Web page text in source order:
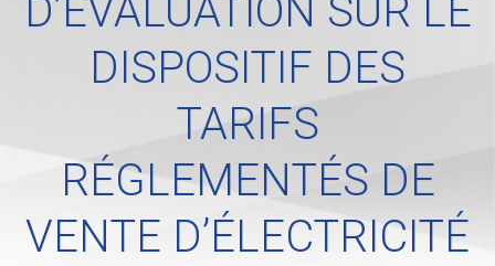
D’ÉVALUATION SUR LE
DISPOSITIF DES
TARIFS
RÉGLEMENTÉS DE
VENTE D’ÉLECTRICITÉ